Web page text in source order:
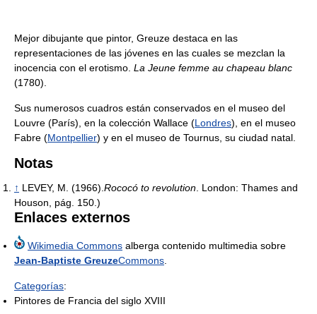
Mejor dibujante que pintor, Greuze destaca en las
representaciones de las jóvenes en las cuales se mezclan la
inocencia con el erotismo. La Jeune femme au chapeau blanc
(1780).
Sus numerosos cuadros están conservados en el museo del
Louvre (París), en la colección Wallace (Londres), en el museo
Fabre (Montpellier) y en el museo de Tournus, su ciudad natal.
Notas
↑ LEVEY, M. (1966). Rococó to revolution . London: Thames and
Houson, pág. 150.)
Enlaces externos
Wikimedia Commons alberga contenido multimedia sobre
Jean-Baptiste GreuzeCommons
Categorías:
Pintores de Francia del siglo XVIII